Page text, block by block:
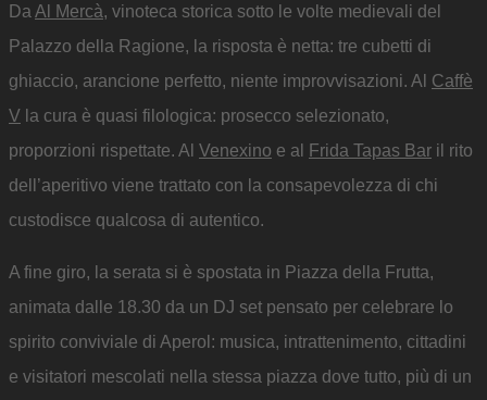
Da Al Mercà, vinoteca storica sotto le volte medievali del
Palazzo della Ragione, la risposta è netta: tre cubetti di
ghiaccio, arancione perfetto, niente improvvisazioni. Al Caffè
V la cura è quasi filologica: prosecco selezionato,
proporzioni rispettate. Al Venexino e al Frida Tapas Bar il rito
dell’aperitivo viene trattato con la consapevolezza di chi
custodisce qualcosa di autentico.
A fine giro, la serata si è spostata in Piazza della Frutta,
animata dalle 18.30 da un DJ set pensato per celebrare lo
spirito conviviale di Aperol: musica, intrattenimento, cittadini
e visitatori mescolati nella stessa piazza dove tutto, più di un